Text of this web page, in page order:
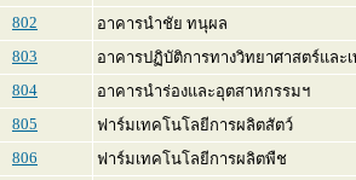
802
อาคารนำชัย ทนุผล
803
อาคารปฏิบัติการทางวิทยาศาสตร์และ
804
อาคารนำร่องและอุตสาหกรรมฯ
805
ฟาร์มเทคโนโลยีการผลิตสัตว์
806
ฟาร์มเทคโนโลยีการผลิตพืช